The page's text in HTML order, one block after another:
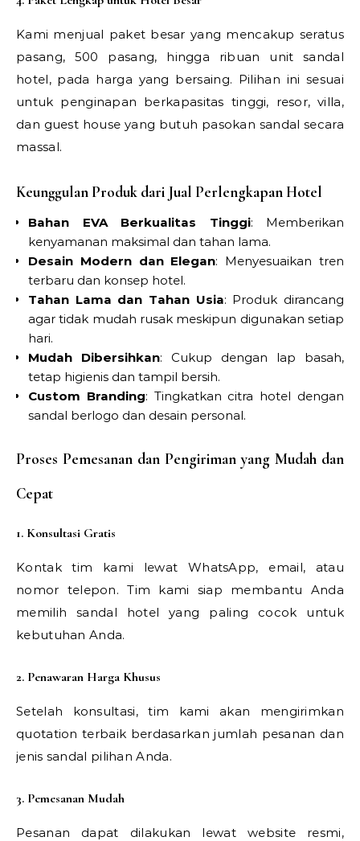
Kami menjual paket besar yang mencakup seratus
pasang, 500 pasang, hingga ribuan unit sandal
hotel, pada harga yang bersaing. Pilihan ini sesuai
untuk penginapan berkapasitas tinggi, resor, villa,
dan guest house yang butuh pasokan sandal secara
massal.
Keunggulan Produk dari Jual Perlengkapan Hotel
Bahan EVA Berkualitas Tinggi: Memberikan
kenyamanan maksimal dan tahan lama.
Desain Modern dan Elegan: Menyesuaikan tren
terbaru dan konsep hotel.
Tahan Lama dan Tahan Usia: Produk dirancang
agar tidak mudah rusak meskipun digunakan setiap
hari.
Mudah Dibersihkan: Cukup dengan lap basah,
tetap higienis dan tampil bersih.
Custom Branding: Tingkatkan citra hotel dengan
sandal berlogo dan desain personal.
Proses Pemesanan dan Pengiriman yang Mudah dan
Cepat
1. Konsultasi Gratis
Kontak tim kami lewat WhatsApp, email, atau
nomor telepon. Tim kami siap membantu Anda
memilih sandal hotel yang paling cocok untuk
kebutuhan Anda.
2. Penawaran Harga Khusus
Setelah konsultasi, tim kami akan mengirimkan
quotation terbaik berdasarkan jumlah pesanan dan
jenis sandal pilihan Anda.
3. Pemesanan Mudah
Pesanan dapat dilakukan lewat website resmi,